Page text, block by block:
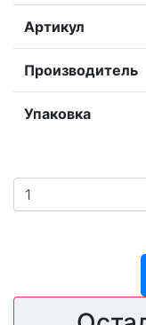
Артикул
Производитель
Упаковка